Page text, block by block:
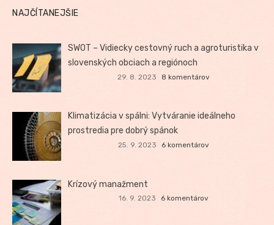
NAJČÍTANEJŠIE
SWOT – Vidiecky cestovný ruch a agroturistika v
slovenských obciach a regiónoch
29. 8. 2023 8 komentárov
Klimatizácia v spálni: Vytváranie ideálneho
prostredia pre dobrý spánok
25. 9. 2023 6 komentárov
Krízový manažment
16. 9. 2023 6 komentárov